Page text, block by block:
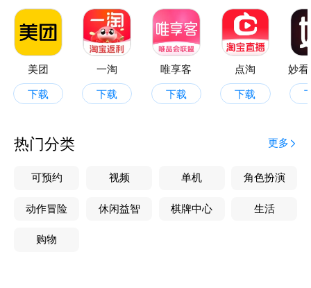
领域的综合服务。
【分类详情】
圈层系列、传统系列、电商系列、定制系列
【选品体验】
从商品下单销售到查询订单详情、发货、售后情况，能
够及时了解订单统计数据等一站式便捷购物体验。
急速发货；点开软件，实时监控物流情况
【品牌信念】
秉承着真诚、理解、合作、进取是的理念，用心卖好
式，立志成为酒业直销平台，您身边的美酒服务专家。
商务部官方微信：BNCS18166919979
美团
下载
一淘
下载
唯享客
下载
点淘
下载
妙
热门分类 更多
可预约 视频 单机 角色扮演
动作冒险 休闲益智 棋牌中心 生活
购物